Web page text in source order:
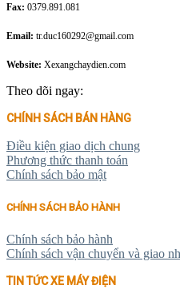
Fax: 0379.891.081
Email: tr.duc160292@gmail.com
Website: Xexangchaydien.com
Theo dõi ngay:
CHÍNH SÁCH BÁN HÀNG
Điều kiện giao dịch chung
Phương thức thanh toán
Chính sách bảo mật
CHÍNH SÁCH BẢO HÀNH
Chính sách bảo hành
Chính sách vận chuyển và giao
TIN TỨC XE MÁY ĐIỆN